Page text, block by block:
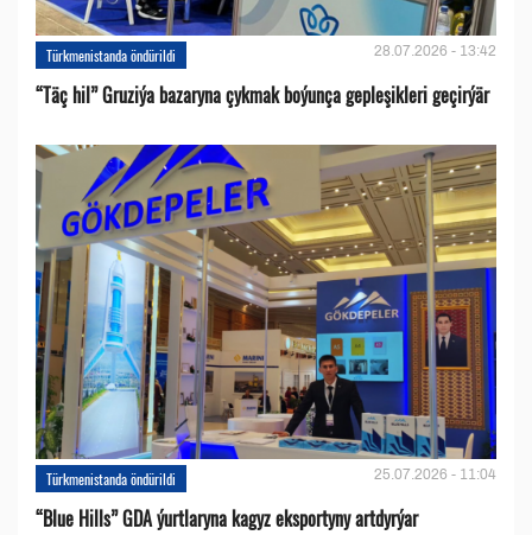
Türkmenistanda öndürildi 28.07.2026 - 13:42
“Täç hil” Gruziýa bazaryna çykmak boýunça gepleşikleri geçirýär
Türkmenistanda öndürildi 25.07.2026 - 11:04
“Blue Hills” GDA ýurtlaryna kagyz eksportyny artdyrýar